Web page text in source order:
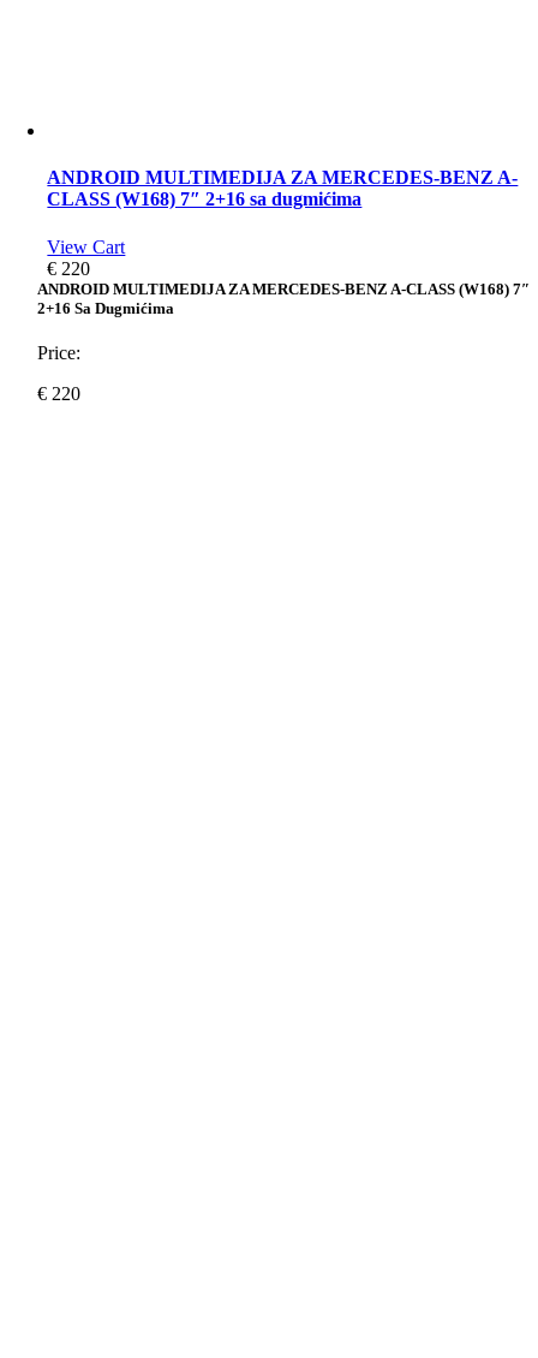
ANDROID MULTIMEDIJA ZA MERCEDES-BENZ A-
CLASS (W168) 7″ 2+16 sa dugmićima
View Cart
€ 220
ANDROID MULTIMEDIJA ZA MERCEDES-BENZ A-CLASS (W168) 7″
2+16 Sa Dugmićima
Price:
€ 220